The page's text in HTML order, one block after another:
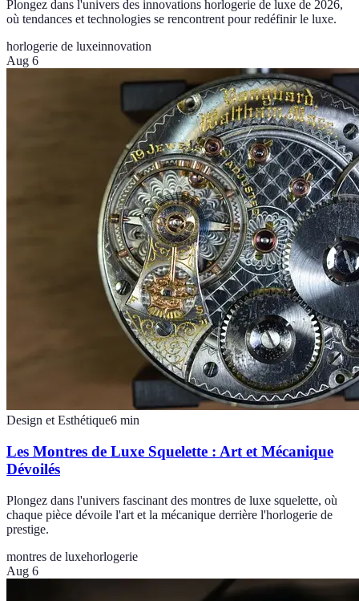
Plongez dans l'univers des innovations horlogerie de luxe de 2026,
où tendances et technologies se rencontrent pour redéfinir le luxe.
horlogerie de luxeinnovation
Aug 6
Design et Esthétique6 min
Les Montres de Luxe Squelette : Art et Mécanique
Dévoilés
Plongez dans l'univers fascinant des montres de luxe squelette, où
chaque pièce dévoile l'art et la mécanique derrière l'horlogerie de
prestige.
montres de luxehorlogerie
Aug 6